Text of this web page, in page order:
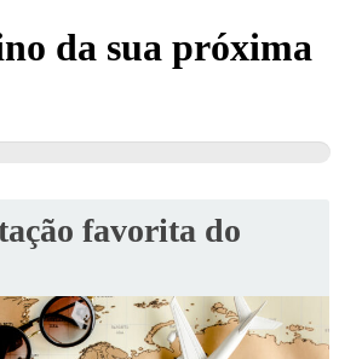
da sua próxima
favorita do